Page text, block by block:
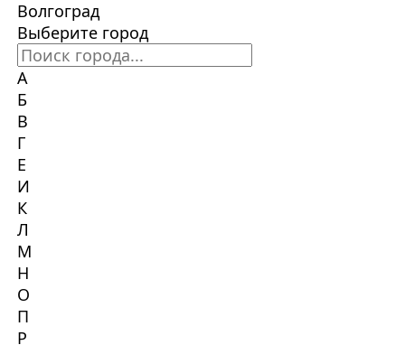
Волгоград
Выберите город
А
Б
В
Г
Е
И
К
Л
М
Н
О
П
Р